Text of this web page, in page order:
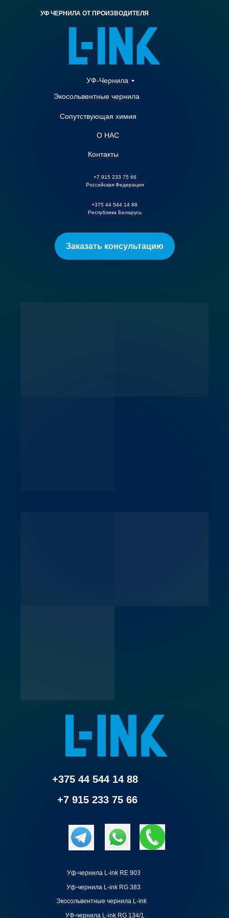
Заказать консультацию
УФ-Чернила
Экосольвентные чернила
Сопутствующая химия
О НАС
Контакты
+7 915 233 75 66
Российская Федерация
+375 44 544 14 88
Республика Беларусь
УФ ЧЕРНИЛА ОТ ПРОИЗВОДИТЕЛЯ
+375 44 544 14 88
+7 915 233 75 66
Уф-чернила L-ink RE 903
Уф-чернила L-ink RG 383
Экосольвентные чернила L-ink
УФ-чернила L-ink RG 134/1